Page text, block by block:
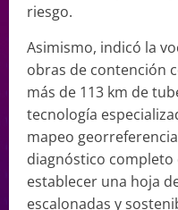
riesgo.
Asimismo, indicó la
obras de contención
más de 113 km de
tecnología
mapeo
diagnóstico completo
establecer una hoja
escalonadas y